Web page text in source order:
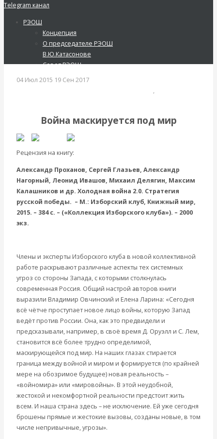
Telegram канал
РЭОШ
Концепция
О председателе РЭОШ
В.Ю.Катасонове
Совет РЭОШ
Библиотека
Библиотека классической
русской мысли
Шарапов Сергей Федорович
Данилевский Н. Я.
Нечволодов А. Д.
Кокорев Василий
Бутми Г. В.
Другие авторы
Международные экономические отношения
Деньги
Христианство
История России
Все рубрики…
Авторы РЭОШ
Архив статей
Экономика современной России
Мировая экономика
Международные экономические отношения
Деньги
Христианство
История России
Все статьи
Архив Видео
Экономика современной России
Мировая экономика
Русское экономическое общество
имени С.Ф.Шарапова
Вернуться назад
04 Июл 2015 19 Сен 2017
,
Война маскируется под мир
Рецензия на книгу:
Александр Проханов, Сергей Глазьев, Александр
Нагорный, Леонид Ивашов, Михаил Делягин, Максим
Калашников и др. Холодная война 2.0. Стратегия
русской победы. – М.: Изборский клуб, Книжный мир,
2015. – 384 с. – («Коллекция Изборского клуба»). – 2000
экз.
Члены и эксперты Изборского клуба в новой коллективной
работе раскрывают различные аспекты тех системных
угроз со стороны Запада, с которыми столкнулась
современная Россия. Общий настрой авторов книги
выразили Владимир Овчинский и Елена Ларина: «Сегодня
всё чётче проступает новое лицо войны, которую Запад
ведёт против России. Она, как это предвидели и
предсказывали, например, в своё время Д. Оруэлл и С. Лем,
становится всё более трудно определимой,
маскирующейся под мир. На наших глазах стирается
граница между войной и миром и формируется (по крайней
мере на обозримое будущее) новая реальность –
«войномира» или «мировойны». В этой неудобной,
жестокой и некомфортной реальности предстоит жить
всем. И наша страна здесь – не исключение. Ей уже сегодня
брошены прямые и жестокие вызовы, созданы новые, в том
числе непривычные, угрозы».